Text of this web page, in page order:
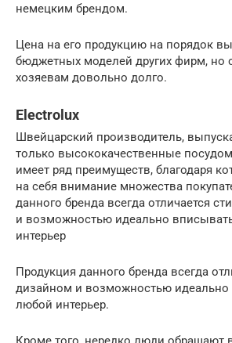
немецким брендом.
Цена на его продукцию на порядок
бюджетных моделей других фирм, но
хозяевам довольно долго.
Electrolux
Швейцарский производитель,
только высококачественные
имеет ряд преимуществ, благодаря
на себя внимание множества
данного бренда всегда отличается
и возможностью идеально
интерьер
Продукция данного бренда всегда
дизайном и возможностью идеально
любой интерьер.